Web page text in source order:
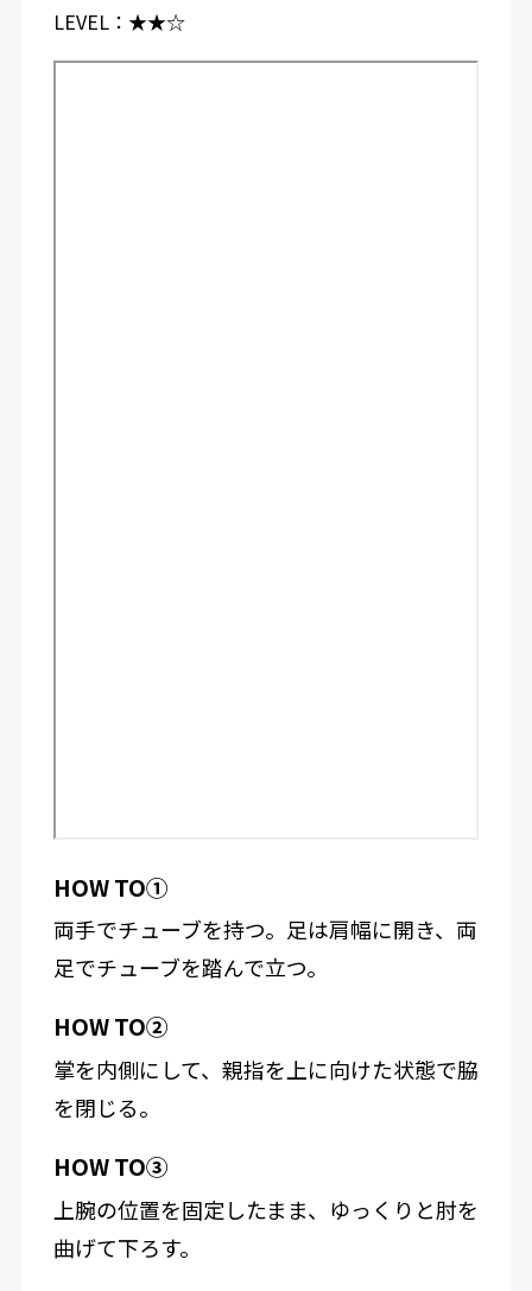
LEVEL： ★★☆
HOW TO①
両手でチューブを持つ。足は肩幅に開き、両
足でチューブを踏んで立つ。
HOW TO②
掌を内側にして、親指を上に向けた状態で脇
を閉じる。
HOW TO③
上腕の位置を固定したまま、ゆっくりと肘を
曲げて下ろす。